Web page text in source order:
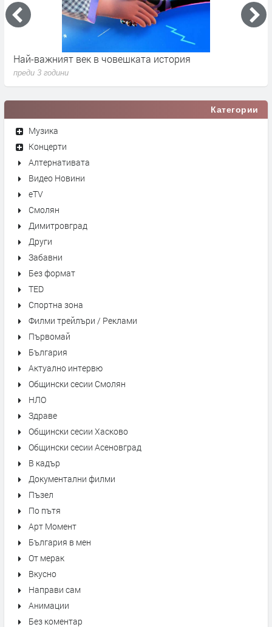
Най-важният век в човешката история
преди 3 години
Категории
Музика
Концерти
Алтернативата
Видео Новини
eTV
Смолян
Димитровград
Други
Забавни
Без формат
TED
Спортна зона
Филми трейлъри / Реклами
Първомай
България
Актуално интервю
Общински сесии Смолян
НЛО
Здраве
Общински сесии Хасково
Общински сесии Асеновград
В кадър
Документални филми
Пъзел
По пътя
Арт Момент
България в мен
От мерак
Вкусно
Направи сам
Анимации
Без коментар